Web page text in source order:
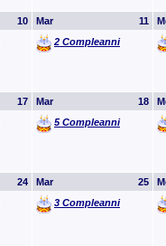
10 11
Mar
2 Compleanni
17 18
Mar
5 Compleanni
24 25
Mar
3 Compleanni